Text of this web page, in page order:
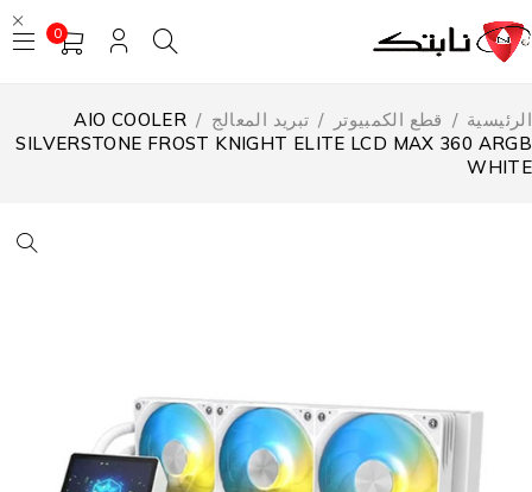
0
/ قطع الكمبيوتر تبريد المعالج
AIO COOLER
SILVERSTONE FROST KNIGHT ELITE LCD MAX 360